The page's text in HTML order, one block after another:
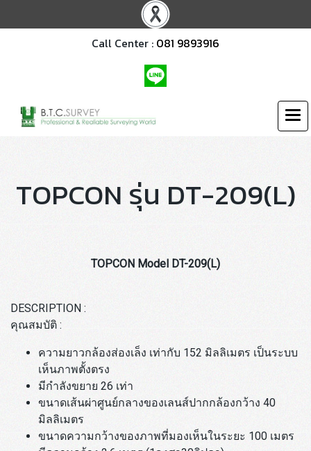
Call Center : 081 9893916
TOPCON รุ่น DT-209(L)
TOPCON Model DT-209(L)
DESCRIPTION :
คุณสมบัติ :
ความยาวกล้องส่องเล็ง เท่ากับ 152 มิลลิเมตร เป็นระบบ
เห็นภาพตั้งตรง
มีกำลังขยาย 26 เท่า
ขนาดเส้นผ่าศูนย์กลางของเลนส์ปากกล้องกว้าง 40
มิลลิเมตร
ขนาดความกว้างของภาพที่มองเห็นในระยะ 100 เมตร